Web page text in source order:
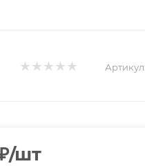
Артикул:
/шт